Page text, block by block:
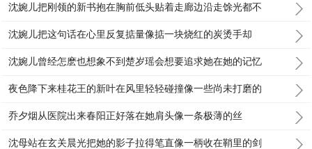
沈婉儿把刚领的新书抱在胸前低头贴着走廊边沿走馀光都不
沈婉儿把这句话在心里反复掂量像掂一块烧红的炭烫手却
沈婉儿曾经怎麽也想象不到楚岁瑶会想要追求她在她的记忆
夜色降下来桂花王的新叶在风里轻轻碰撞像一些尚未打磨的
乔夕烟从医院出来春阳正好落在她肩头像一条极薄的丝
沈母站在玄关晨光把她的影子拉得笔直像一柄收在鞘里的剑